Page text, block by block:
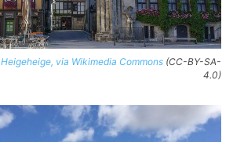
Heigeheige, via Wikimedia Commons (CC-BY-SA-
4.0)